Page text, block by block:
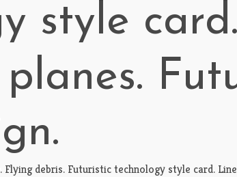
style
debris. Futuristic technology style card.